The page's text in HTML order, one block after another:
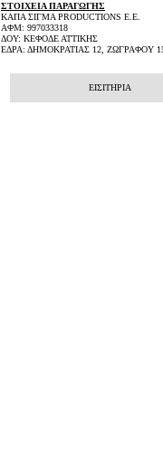
ΣΤΟΙΧΕΙΑ ΠΑΡΑΓΩΓΗΣ
ΚΑΠΑ ΣΙΓΜΑ PRODUCTIONS Ε.Ε.
ΑΦΜ: 997033318
ΔΟΥ: ΚΕΦΟΔΕ ΑΤΤΙΚΗΣ
ΕΔΡΑ: ΔΗΜΟΚΡΑΤΙΑΣ 12, ΖΩΓΡΑΦΟΥ
ΕΙΣΙΤΗΡΙΑ